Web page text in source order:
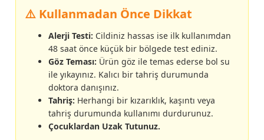
⚠️ Kullanmadan Önce Dikkat
Alerji Testi: Cildiniz hassas ise ilk kullanımdan
48 saat önce küçük bir bölgede test ediniz.
Göz Teması: Ürün göz ile temas ederse bol su
ile yıkayınız. Kalıcı bir tahriş durumunda
doktora danışınız.
Tahriş: Herhangi bir kızarıklık, kaşıntı veya
tahriş durumunda kullanımı durdurunuz.
Çocuklardan Uzak Tutunuz.